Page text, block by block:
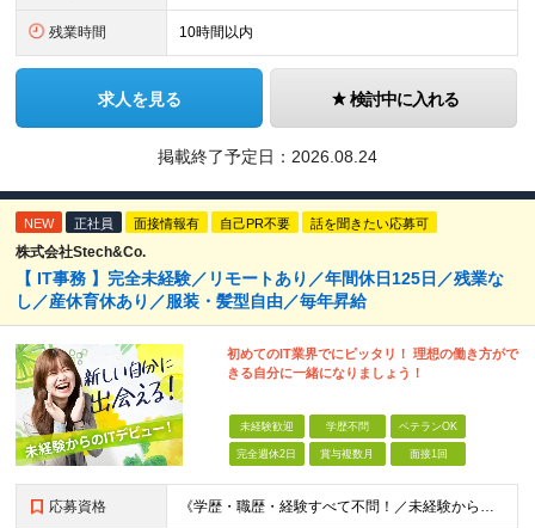
残業時間 10時間以内
求人を見る 検討中に入れる
掲載終了予定日： 2026.08.24
NEW 正社員 面接情報有 自己PR不要 話を聞きたい応募可
株式会社Stech&Co.
【 IT事務 】完全未経験／リモートあり／年間休日125日／残業な
し／産休育休あり／服装・髪型自由／毎年昇給
初めてのIT業界でにピッタリ！ 理想の働き方がで
きる自分に一緒になりましょう！
未経験歓迎 学歴不問 ベテランOK
完全週休2日 賞与複数月 面接1回
応募資格 《学歴・職歴・経験すべて不問！／未経験からのチャレンジ大歓迎◎》 ▼こんな気持ち、ひとつでも当てはまる方はぜひ！ □ なにか、人生を変えるきっかけがほしい □ 立ち仕事に疲れて、そろそろ座り仕事がい